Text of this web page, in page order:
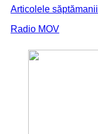
Articolele săptămanii
Radio MOV